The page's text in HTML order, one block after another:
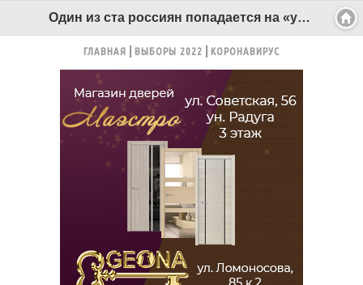
Один из ста россиян попадается на «удочку» телефонных мошенников - Беломорканал Северодвинск tv29.ru
ГЛАВНАЯ ВЫБОРЫ 2022 КОРОНАВИРУС